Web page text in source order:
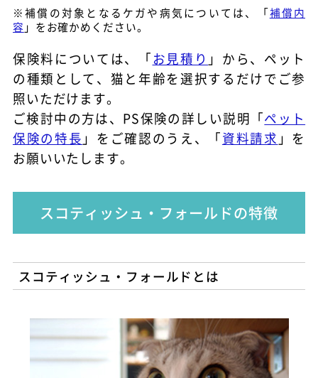
※補償の対象となるケガや病気については、「補償内
容 」をお確かめください。
保険料については、「 お見積り 」から、ペット
の種類として、猫と年齢を選択するだけでご参
照いただけます。
ご検討中の方は、PS保険の詳しい説明「ペット
保険の特長 」をご確認のうえ、「資料請求 」を
お願いいたします。
スコティッシュ・フォールドの特徴
スコティッシュ・フォールドとは